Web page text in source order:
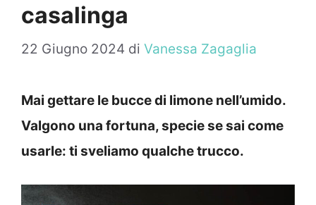
casalinga
22 Giugno 2024 di Vanessa Zagaglia
Mai gettare le bucce di limone nell’umido.
Valgono una fortuna, specie se sai come
usarle: ti sveliamo qualche trucco.